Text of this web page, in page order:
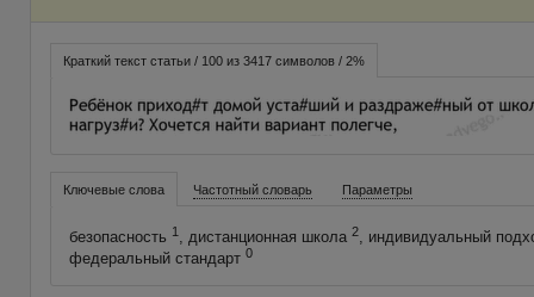
Краткий текст статьи / 100 из 3417 символов / 2%
Ключевые слова Частотный словарь Параметры
безопасность 1, дистанционная школа 2, индивидуальный
федеральный стандарт 0